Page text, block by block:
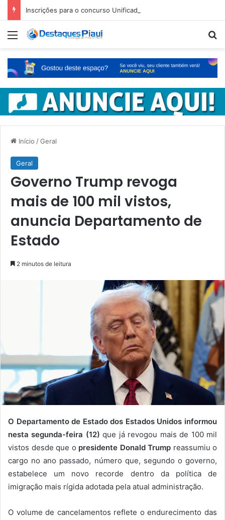
Menu
Início /Geral
Geral
Governo Trump revoga
mais de 100 mil vistos,
anuncia Departamento de
Estado
2 minutos de leitura
O Departamento de Estado dos Estados Unidos informou
nesta segunda-feira (12) que já revogou mais de 100 mil
vistos desde que o presidente Donald Trump reassumiu o
cargo no ano passado, número que, segundo o governo,
estabelece um novo recorde dentro da política de
imigração mais rígida adotada pela atual administração.
O volume de cancelamentos reflete o endurecimento das